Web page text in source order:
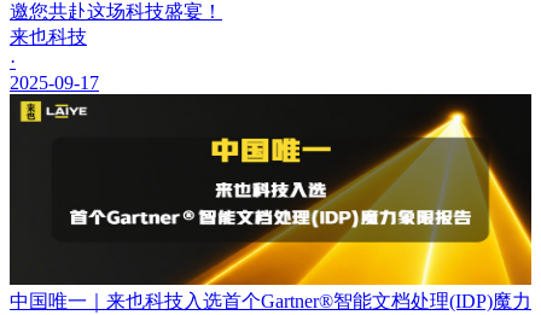
邀您共赴这场科技盛宴！
来也科技
·
2025-09-17
中国唯一｜来也科技入选首个Gartner®智能文档处理(IDP)魔力